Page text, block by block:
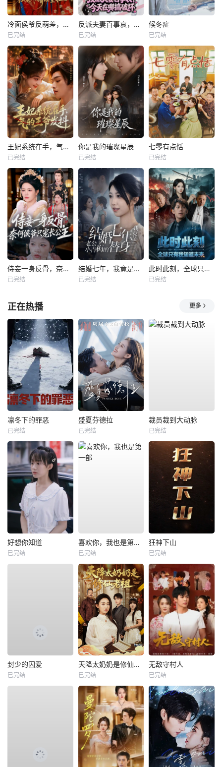
冷面侯爷反萌差，独宠作精继室啦
已完结
反派夫妻百事哀，今天在哪搞破坏
已完结
候冬症
已完结
王妃系统在手，气的王爷发抖
已完结
你是我的璀璨星辰
已完结
七零有点恬
已完结
侍妾一身反骨，奈何侯爷只宠长公主
已完结
结婚七年，我竟是老公小青梅的替身
已完结
此时此刻，全球只有我知道未来
已完结
正在热播 更多
凛冬下的罪恶
已完结
盛夏芬德拉
已完结
裁员裁到大动脉
已完结
好想你知道
已完结
喜欢你，我也是第一部
已完结
狂神下山
已完结
封少的囚爱
已完结
天降太奶奶是修仙老祖
已完结
无敌守村人
已完结